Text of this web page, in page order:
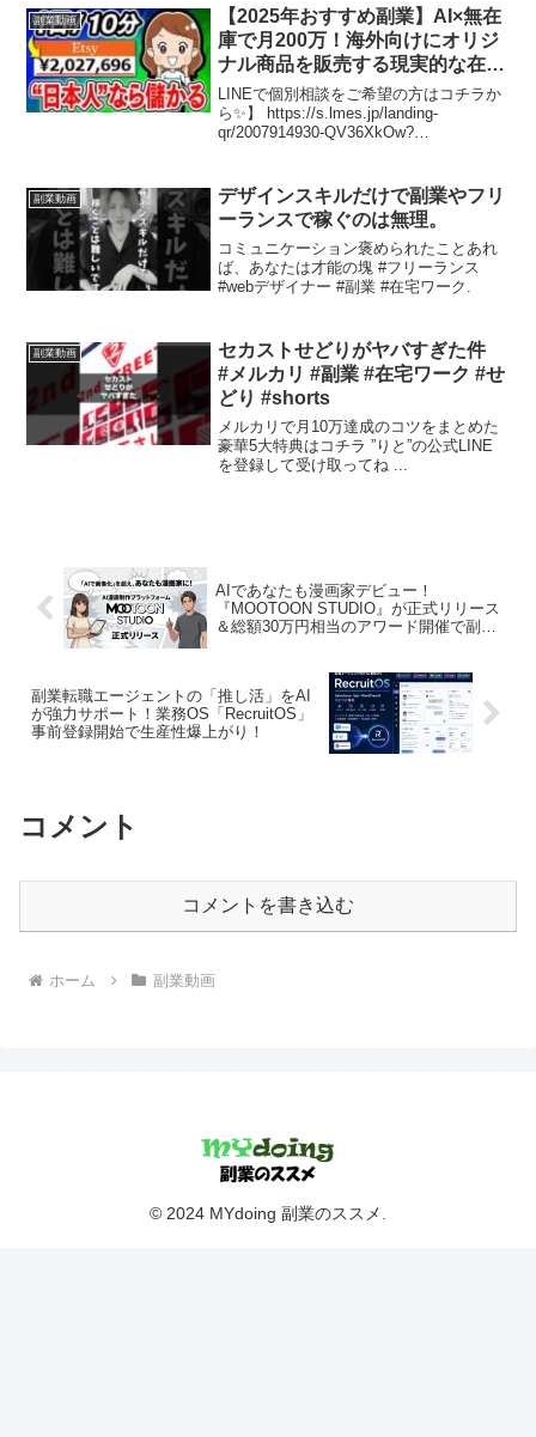
解消し、動画制作の内製化と効率化を強
力に後押しします。推し活のように動画
制作を楽しめる、まさに新時代の到来で
す！
副業動画
【2025年おすすめ副業】AI×無在
庫で月200万！海外向けにオリジ
ナル商品を販売する現実的な在宅
ワークのコツを解説します！【初
心者】【ノースキル】【在宅副
業】
LINEで個別相談をご希望の方はコチラか
ら✨】 https://s.lmes.jp/landing-
qr/2007914930-QV36XkOw?
副業動画
デザインスキルだけで副業やフリ
ーランスで稼ぐのは無理。
コミュニケーション褒められたことあれ
ば、あなたは才能の塊 #フリーランス
#webデザイナー #副業 #在宅ワーク.
副業動画
セカストせどりがヤバすぎた件
#メルカリ #副業 #在宅ワーク #せ
どり #shorts
メルカリで月10万達成のコツをまとめた
豪華5大特典はコチラ ”りと”の公式LINE
を登録して受け取ってね ...
AIであなたも漫画家デビュー！
『MOOTOON STUDIO』が正式リリース
＆総額30万円相当のアワード開催で副業
副業転職エージェントの「推し活」をAI
が強力サポート！業務OS「RecruitOS」
事前登録開始で生産性爆上がり！
コメント
コメントを書き込む
ホーム 副業動画
© 2024 MYdoing 副業のススメ.